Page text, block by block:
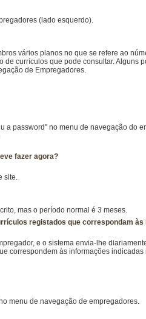
(lado esquerdo).
vários planos no que se refere ao
currículos que pode consultar. Alguns
de Empregadores.
a password" no menu de navegação do
fazer agora?
site.
mas o período normal é 3 meses.
registados que correspondam
e o sistema envia-lhe
correspondem às informações
menu de navegação de empregadores.